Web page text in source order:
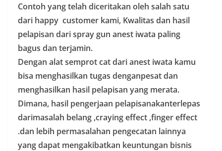
Contoh yang telah diceritakan oleh salah satu
dari happy customer kami, Kwalitas dan hasil
pelapisan dari spray gun anest iwata paling
bagus dan terjamin.
Dengan alat semprot cat dari anest iwata kamu
bisa menghasilkan tugas denganpesat dan
menghasilkan hasil pelapisan yang merata.
Dimana, hasil pengerjaan pelapisanakanterlepas
darimasalah belang ,craying effect ,finger effect
.dan lebih permasalahan pengecatan lainnya
yang dapat mengakibatkan keuntungan bisnis